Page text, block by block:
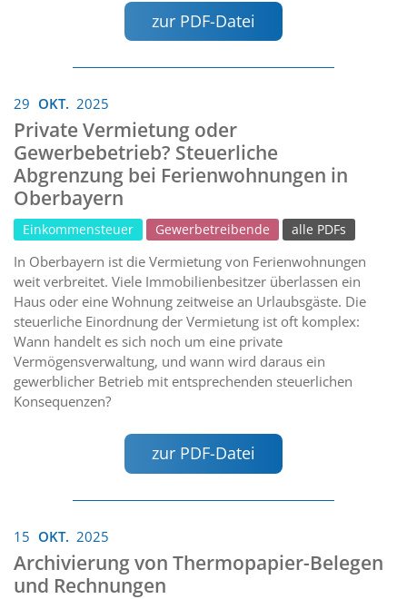
zur PDF-Datei
29 OKT. 2025
Private Vermietung oder
Gewerbebetrieb? Steuerliche
Abgrenzung bei Ferienwohnungen in
Oberbayern
Einkommensteuer Gewerbetreibende alle PDFs
In Oberbayern ist die Vermietung von Ferienwohnungen
weit verbreitet. Viele Immobilienbesitzer überlassen ein
Haus oder eine Wohnung zeitweise an Urlaubsgäste. Die
steuerliche Einordnung der Vermietung ist oft komplex:
Wann handelt es sich noch um eine private
Vermögensverwaltung, und wann wird daraus ein
gewerblicher Betrieb mit entsprechenden steuerlichen
Konsequenzen?
zur PDF-Datei
15 OKT. 2025
Archivierung von Thermopapier-Belegen
und Rechnungen